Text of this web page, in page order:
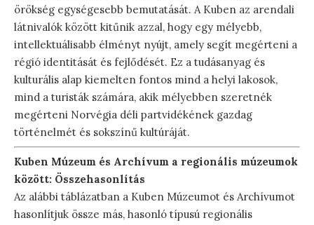
örökség egységesebb bemutatását. A Kuben az arendali
látnivalók között kitűnik azzal, hogy egy mélyebb,
intellektuálisabb élményt nyújt, amely segít megérteni a
régió identitását és fejlődését. Ez a tudásanyag és
kulturális alap kiemelten fontos mind a helyi lakosok,
mind a turisták számára, akik mélyebben szeretnék
megérteni Norvégia déli partvidékének gazdag
történelmét és sokszínű kultúráját.
Kuben Múzeum és Archívum a regionális múzeumok
között: Összehasonlítás
Az alábbi táblázatban a Kuben Múzeumot és Archívumot
hasonlítjuk össze más, hasonló típusú regionális